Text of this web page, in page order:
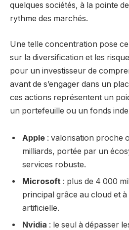
quelques sociétés, à la pointe
rythme des marchés.
Une telle concentration pose
sur la diversification et les
pour un investisseur de
avant de s’engager dans un
ces actions représentent un
un portefeuille ou un fonds
Apple : valorisation proche
milliards, portée par un
services robuste.
Microsoft : plus de 4 000
principal grâce au cloud et à
artificielle.
Nvidia : le seul à dépasser